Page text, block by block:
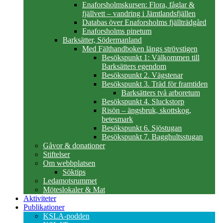
Enaforsholmskursen: Flora, fåglar &
fjällvett – vandring i Jämtlandsfjällen
Databas över Enaforsholms fjällträdgård
Enaforsholms pinetum
Barksätter, Södermanland
Med Fälthandboken längs strövstigen
Besökspunkt 1: Välkommen till
Barksätters egendom
Besökspunkt 2. Vägstenar
Besökspunkt 3. Träd för framtiden
Barksätters två arboretum
Besökspunkt 4. Sluckstorp
Risön – ängsbruk, skottskog,
betesmark
Besökspunkt 6. Sjöstugan
Besökspunkt 7. Bagghultsstugan
Gåvor & donationer
Stiftelser
Om webbplatsen
Söktips
Ledamotsrummet
Möteslokaler & Mat
Aktiviteter
Publikationer
KSLA-podden